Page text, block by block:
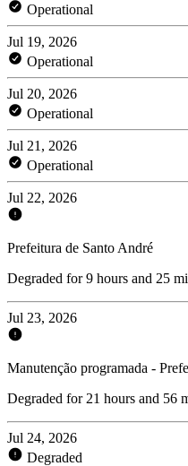
Operational
Jul 19, 2026
Operational
Jul 20, 2026
Operational
Jul 21, 2026
Operational
Jul 22, 2026
Prefeitura de Santo André
Degraded for 9 hours and 25
Jul 23, 2026
Manutenção programada -
Degraded for 21 hours and 56
Jul 24, 2026
Degraded